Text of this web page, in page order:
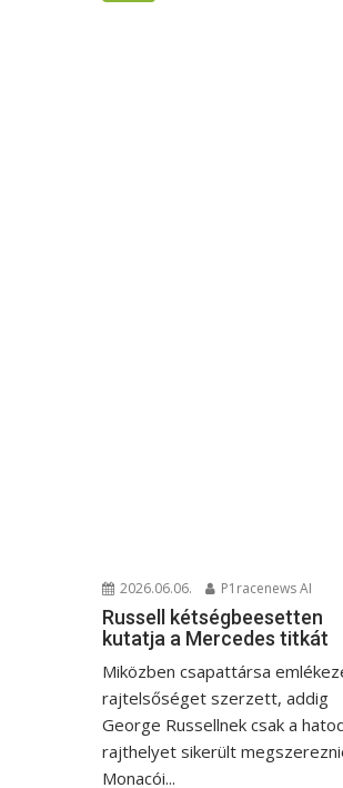
2026.06.06. P1racenews AI
Russell kétségbeesetten
kutatja a Mercedes titkát
Miközben csapattársa
rajtelsőséget szerzett, addig
George Russellnek csak a
rajthelyet sikerült
Monacói...